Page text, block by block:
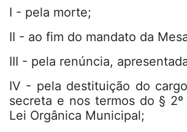
I - pela morte;
II - ao fim do mandato da
III - pela renúncia,
IV - pela destituição do
secreta e nos termos do §
Lei Orgânica Municipal;